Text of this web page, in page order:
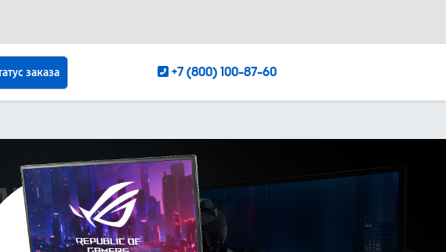
заказа +7 (800) 100-87-60